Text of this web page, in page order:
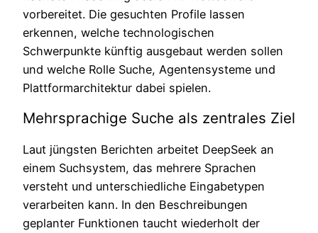
vorbereitet. Die gesuchten Profile lassen
erkennen, welche technologischen
Schwerpunkte künftig ausgebaut werden sollen
und welche Rolle Suche, Agentensysteme und
Plattformarchitektur dabei spielen.
Mehrsprachige Suche als zentrales Ziel
Laut jüngsten Berichten arbeitet DeepSeek an
einem Suchsystem, das mehrere Sprachen
versteht und unterschiedliche Eingabetypen
verarbeiten kann. In den Beschreibungen
geplanter Funktionen taucht wiederholt der